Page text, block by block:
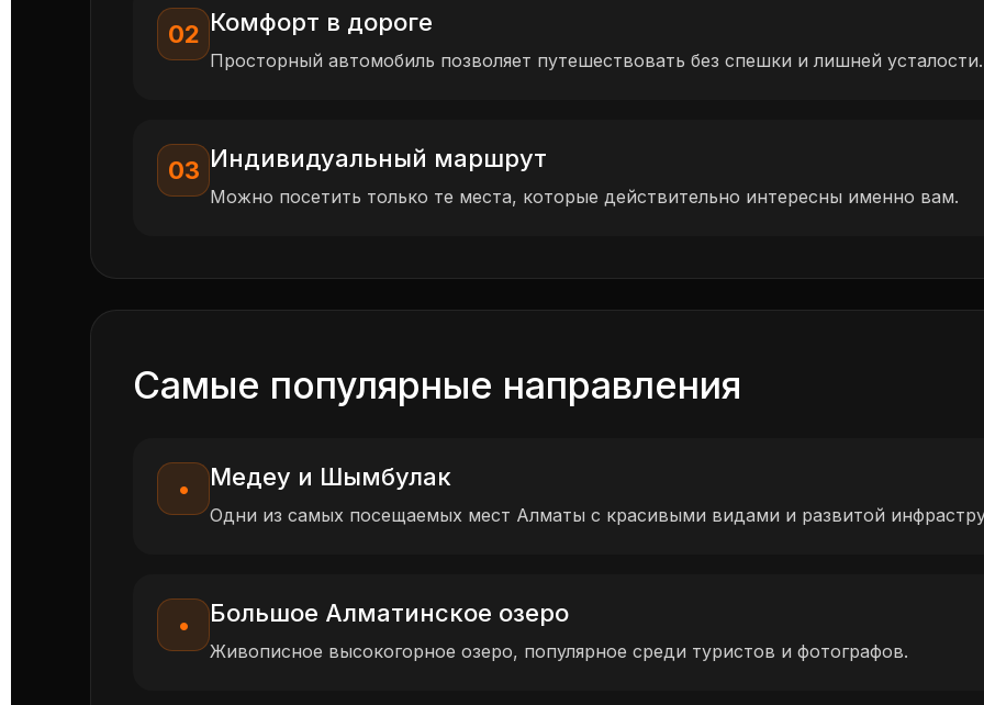
02 Комфорт в дороге
Просторный автомобиль позволяет путешествовать без спешки и лишней усталости.
03 Индивидуальный маршрут
Можно посетить только те места, которые действительно интересны именно вам.
Самые популярные направления
• Медеу и Шымбулак
Одни из самых посещаемых мест Алматы с красивыми видами и развитой
• Большое Алматинское озеро
Живописное высокогорное озеро, популярное среди туристов и фотографов.